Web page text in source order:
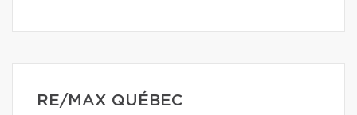
RE/MAX QUÉBEC